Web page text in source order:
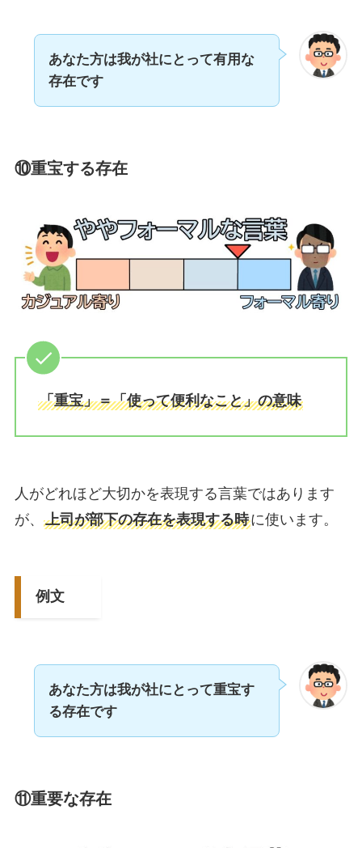
あなた方は我が社にとって有用な
存在です
⑩重宝する存在
「重宝」＝「使って便利なこと」の意味
人がどれほど大切かを表現する言葉ではあります
が、 上司が部下の存在を表現する時に使います。
例文
あなた方は我が社にとって重宝す
る存在です
⑪重要な存在